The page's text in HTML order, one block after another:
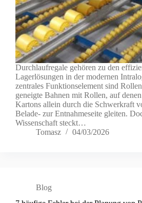
Durchlaufregale gehören zu den
Lagerlösungen in der modernen
zentrales Funktionselement sind
geneigte Bahnen mit Rollen, auf
Kartons allein durch die Schwerkraft
Belade- zur Entnahmeseite gleiten.
Wissenschaft steckt…
Tomasz
04/03/2026
Blog